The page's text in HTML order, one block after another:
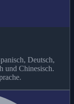
Deutsch,
und Chinesisch.